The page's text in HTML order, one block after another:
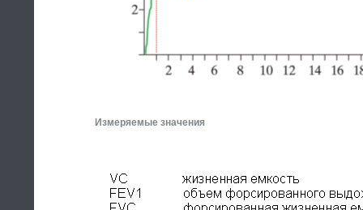
Измеряемые значения